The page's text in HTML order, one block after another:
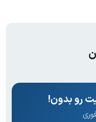
رو بدون!